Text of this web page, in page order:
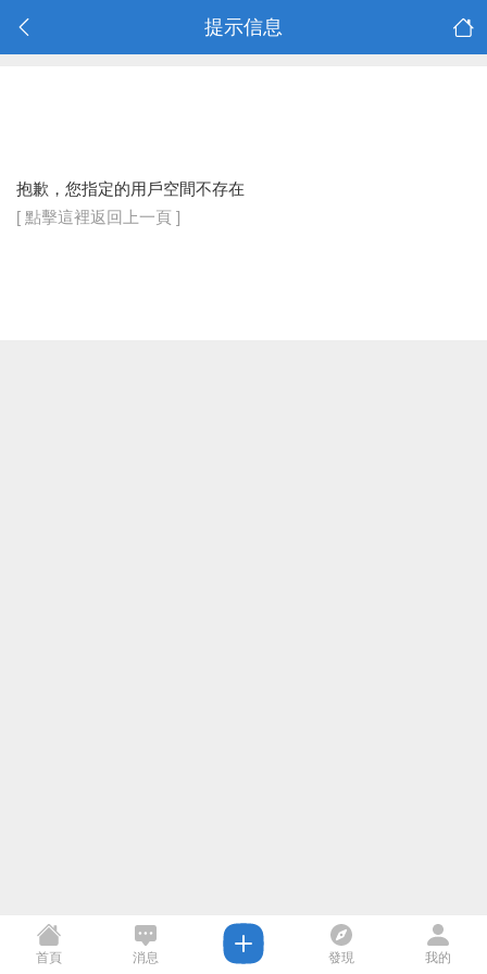
提示信息
抱歉，您指定的用戶空間不存在
[ 點擊這裡返回上一頁 ]
首頁 消息 發現 我的